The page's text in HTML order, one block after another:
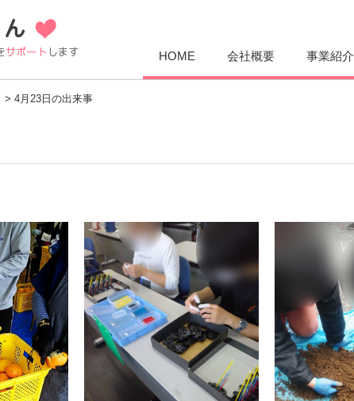
HOME 会社概要 事業紹介
> 4月23日の出来事